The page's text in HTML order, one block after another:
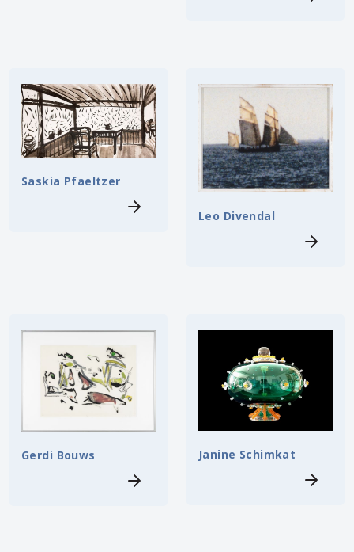
Saskia Pfaeltzer
Leo Divendal
Gerdi Bouws Janine Schimkat